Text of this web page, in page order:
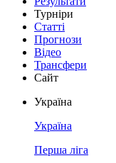
Турніри
Статті
Прогнози
Відео
Трансфери
Сайт
Україна
Україна
Перша ліга